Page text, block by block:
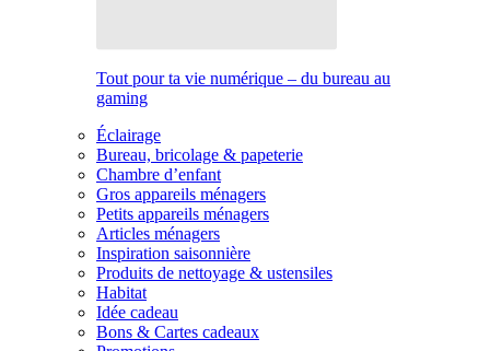
Tout pour ta vie numérique – du bureau au
gaming
Éclairage
Bureau, bricolage & papeterie
Chambre d’enfant
Gros appareils ménagers
Petits appareils ménagers
Articles ménagers
Inspiration saisonnière
Produits de nettoyage & ustensiles
Habitat
Idée cadeau
Bons & Cartes cadeaux